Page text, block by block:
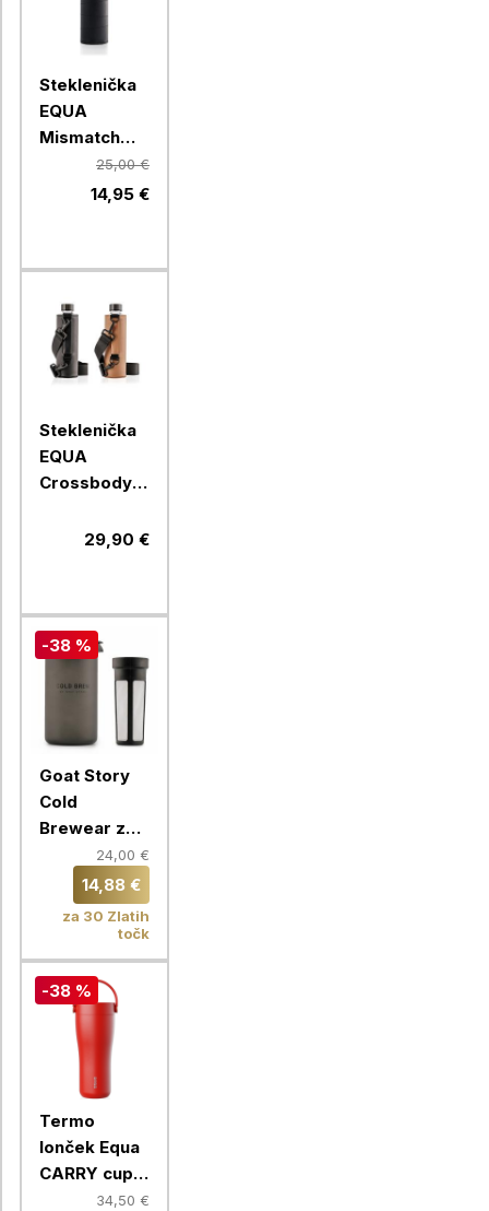
Steklenička
EQUA
Mismatch
Graphite,
750 ml
25,00 €
14,95 €
Steklenička
EQUA
Crossbody
750ml +29,90 €
-38 %
Goat Story
Cold
Brewear za
pripravo
kave
24,00 €
14,88 €
za 30 Zlatih
točk
-38 %
Termo
lonček Equa
CARRY cup,
600 ml,34,50 €